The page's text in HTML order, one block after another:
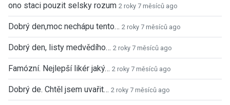
ono staci pouzit selsky rozum 2 roky 7 měsíců ago
Dobrý den,moc nechápu tento… 2 roky 7 měsíců ago
Dobrý den, listy medvědího… 2 roky 7 měsíců ago
Famózní. Nejlepší likér jaký… 2 roky 7 měsíců ago
Dobrý de. Chtěl jsem uvařit… 2 roky 7 měsíců ago